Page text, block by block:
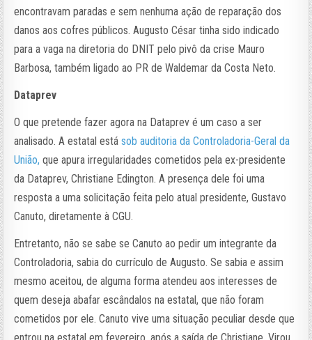
encontravam paradas e sem nenhuma ação de reparação dos
danos aos cofres públicos. Augusto César tinha sido indicado
para a vaga na diretoria do DNIT pelo pivô da crise Mauro
Barbosa, também ligado ao PR de Waldemar da Costa Neto.
Dataprev
O que pretende fazer agora na Dataprev é um caso a ser
analisado. A estatal estásob auditoria da Controladoria-Geral da
União, que apura irregularidades cometidos pela ex-presidente
da Dataprev, Christiane Edington. A presença dele foi uma
resposta a uma solicitação feita pelo atual presidente, Gustavo
Canuto, diretamente à CGU.
Entretanto, não se sabe se Canuto ao pedir um integrante da
Controladoria, sabia do currículo de Augusto. Se sabia e assim
mesmo aceitou, de alguma forma atendeu aos interesses de
quem deseja abafar escândalos na estatal, que não foram
cometidos por ele. Canuto vive uma situação peculiar desde que